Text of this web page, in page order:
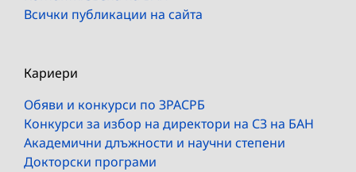
Всички публикации на сайта
Кариери
Обяви и конкурси по ЗРАСРБ
Конкурси за избор на директори на СЗ на БАН
Академични длъжности и научни степени
Докторски програми